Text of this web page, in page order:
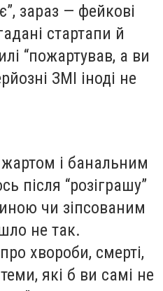
зараз — фейкові
стартапи й
“пожартував, а ви
ЗМІ іноді не
і банальним
після “розіграшу”
чи зіпсованим
не так.
хвороби, смерті,
які б ви самі не